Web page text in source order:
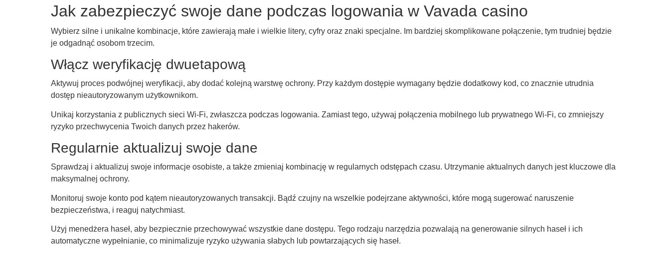
Jak zabezpieczyć swoje dane podczas logowania w Vavada casino
Wybierz silne i unikalne kombinacje, które zawierają małe i wielkie litery, cyfry oraz znaki specjalne. Im bardziej skomplikowane połączenie, tym trudniej będzie
je odgadnąć osobom trzecim.
Włącz weryfikację dwuetapową
Aktywuj proces podwójnej weryfikacji, aby dodać kolejną warstwę ochrony. Przy każdym dostępie wymagany będzie dodatkowy kod, co znacznie utrudnia
dostęp nieautoryzowanym użytkownikom.
Unikaj korzystania z publicznych sieci Wi-Fi, zwłaszcza podczas logowania. Zamiast tego, używaj połączenia mobilnego lub prywatnego Wi-Fi, co zmniejszy
ryzyko przechwycenia Twoich danych przez hakerów.
Regularnie aktualizuj swoje dane
Sprawdzaj i aktualizuj swoje informacje osobiste, a także zmieniaj kombinację w regularnych odstępach czasu. Utrzymanie aktualnych danych jest kluczowe dla
maksymalnej ochrony.
Monitoruj swoje konto pod kątem nieautoryzowanych transakcji. Bądź czujny na wszelkie podejrzane aktywności, które mogą sugerować naruszenie
bezpieczeństwa, i reaguj natychmiast.
Użyj menedżera haseł, aby bezpiecznie przechowywać wszystkie dane dostępu. Tego rodzaju narzędzia pozwalają na generowanie silnych haseł i ich
automatyczne wypełnianie, co minimalizuje ryzyko używania słabych lub powtarzających się haseł.